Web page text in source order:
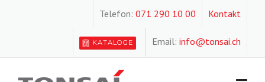
Kontakt
Telefon: 071 290 10 00
Email: info@tonsai.ch
KATALOGE